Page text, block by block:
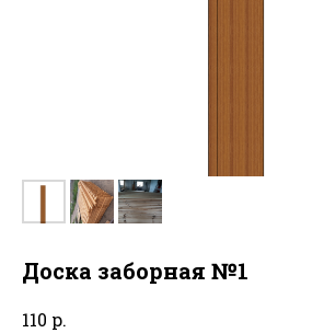
Доска заборная №1
110 р.